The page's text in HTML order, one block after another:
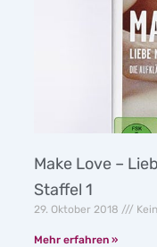
Make Love –
Staffel 1
29. Oktober 2018
Mehr erfahren »